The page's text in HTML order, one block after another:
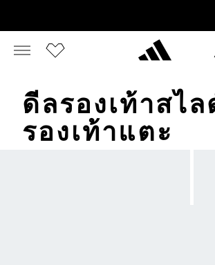
ดีลรองเท้าสไ
รองเท้าแตะ